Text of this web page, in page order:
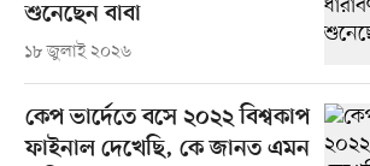
শুনেছেন বাবা
১৮ জুলাই ২০২৬
কেপ ভার্দেতে বসে ২০২২ বিশ্বকাপ
ফাইনাল দেখেছি, কে জানত এমন